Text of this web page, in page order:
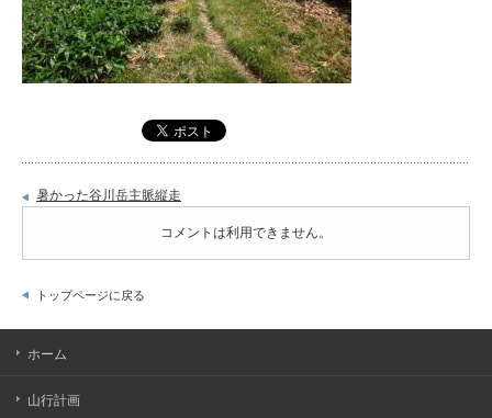
暑かった谷川岳主脈縦走
コメントは利用できません。
トップページに戻る
ホーム
山行計画